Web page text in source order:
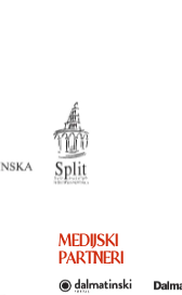
MEDIJSKI
PARTNERI